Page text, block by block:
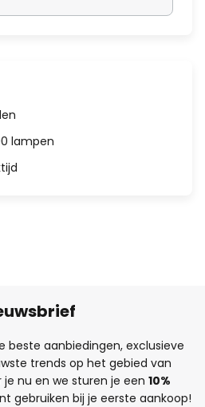
lampen
beste aanbiedingen, exclusieve
trends op het gebied van
je nu en we sturen je een 10%
gebruiken bij je eerste aankoop!